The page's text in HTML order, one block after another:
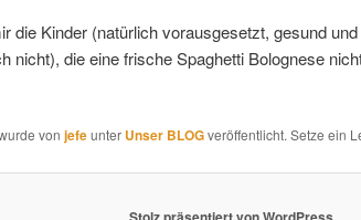
die Kinder (natürlich vorausgesetzt, gesund
nicht), die eine frische Spaghetti Bolognese
von jefeunter Unser BLOGveröffentlicht. Setze ein